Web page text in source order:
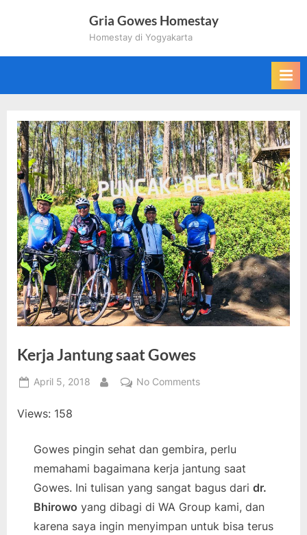
Gria Gowes Homestay
Homestay di Yogyakarta
Kerja Jantung saat Gowes
Posted
April 5, 2018
By
No Commentson
Gowes
Views: 158
Gowes pingin sehat dan gembira, perlu
memahami bagaimana kerja jantung saat
Gowes. Ini tulisan yang sangat bagus dari dr.
Bhirowo yang dibagi di WA Group kami, dan
karena saya ingin menyimpan untuk bisa terus